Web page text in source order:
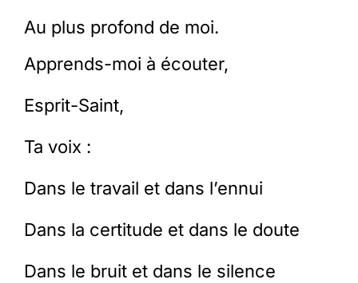
Au plus profond de moi.
Apprends-moi à écouter,
Esprit-Saint,
Ta voix :
Dans le travail et dans l’ennui
Dans la certitude et dans le doute
Dans le bruit et dans le silence